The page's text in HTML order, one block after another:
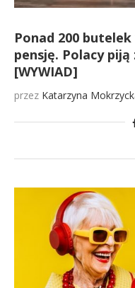
Ponad 200
pensję. Polacy
[WYWIAD]
przez Katarzyna